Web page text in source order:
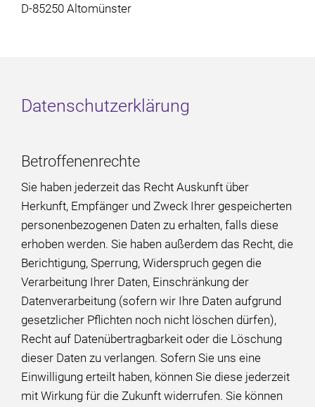
D-85250 Altomünster
Datenschutzerklärung
Betroffenenrechte
Sie haben jederzeit das Recht Auskunft über
Herkunft, Empfänger und Zweck Ihrer gespeicherten
personenbezogenen Daten zu erhalten, falls diese
erhoben werden. Sie haben außerdem das Recht, die
Berichtigung, Sperrung, Widerspruch gegen die
Verarbeitung Ihrer Daten, Einschränkung der
Datenverarbeitung (sofern wir Ihre Daten aufgrund
gesetzlicher Pflichten noch nicht löschen dürfen),
Recht auf Datenübertragbarkeit oder die Löschung
dieser Daten zu verlangen. Sofern Sie uns eine
Einwilligung erteilt haben, können Sie diese jederzeit
mit Wirkung für die Zukunft widerrufen. Sie können